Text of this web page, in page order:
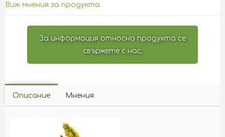
Виж мнения за продукта
За информация относно продукта се
свържете с нас.
Описание Мнения